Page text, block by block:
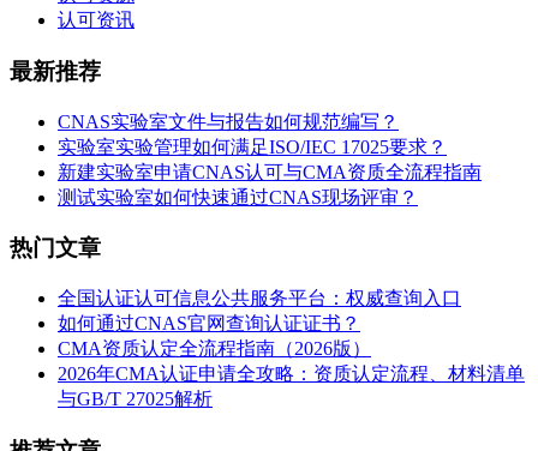
认可资讯
最新推荐
CNAS实验室文件与报告如何规范编写？
实验室实验管理如何满足ISO/IEC 17025要求？
新建实验室申请CNAS认可与CMA资质全流程指南
测试实验室如何快速通过CNAS现场评审？
热门文章
全国认证认可信息公共服务平台：权威查询入口
如何通过CNAS官网查询认证证书？
CMA资质认定全流程指南（2026版）
2026年CMA认证申请全攻略：资质认定流程、材料清单
与GB/T 27025解析